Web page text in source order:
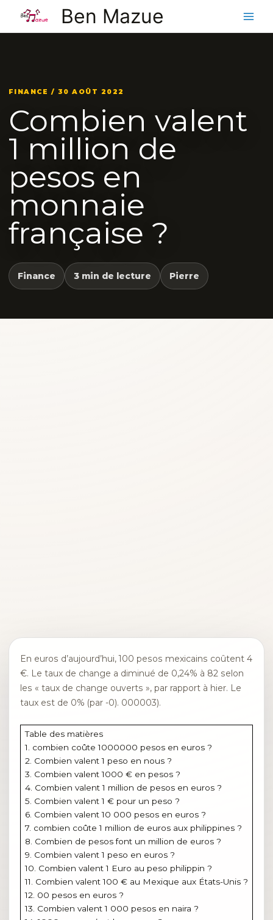
contenu
Ben Mazue
FINANCE / 30 AOÛT 2022
Combien valent
1 million de
pesos en
monnaie
française ?
Finance 3 min de lecture Pierre
En euros d’aujourd’hui, 100 pesos mexicains coûtent 4
€. Le taux de change a diminué de 0,24% à 82 selon
les « taux de change ouverts », par rapport à hier. Le
taux est de 0% (par -0). 000003).
Table des matières
1. combien coûte 1000000 pesos en euros ?
2. Combien valent 1 peso en nous ?
3. Combien valent 1000 € en pesos ?
4. Combien valent 1 million de pesos en euros ?
5. Combien valent 1 € pour un peso ?
6. Combien valent 10 000 pesos en euros ?
7. combien coûte 1 million de euros aux philippines ?
8. Combien de pesos font un million de euros ?
9. Combien valent 1 peso en euros ?
10. Combien valent 1 Euro au peso philippin ?
11. Combien valent 100 € au Mexique aux États-Unis ?
12. 00 pesos en euros ?
13. Combien valent 1 000 pesos en naira ?